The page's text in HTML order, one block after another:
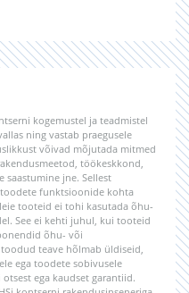
kogemustel ja teadmistel
ning vastab praegusele
võivad mõjutada mitmed
töökeskkond,
jne. Sellest
funktsioonide kohta
tooteid ei tohi kasutada õhu-
See ei kehti juhul, kui tooteid
õhu- või
teave hõlmab üldiseid,
ega toodete sobivusele
ega kaudset garantiid.